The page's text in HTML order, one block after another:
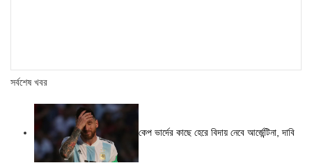
সর্বশেষ খবর
কেপ ভার্দের কাছে হেরে বিদায় নেবে আর্জেন্টিনা, দাবি